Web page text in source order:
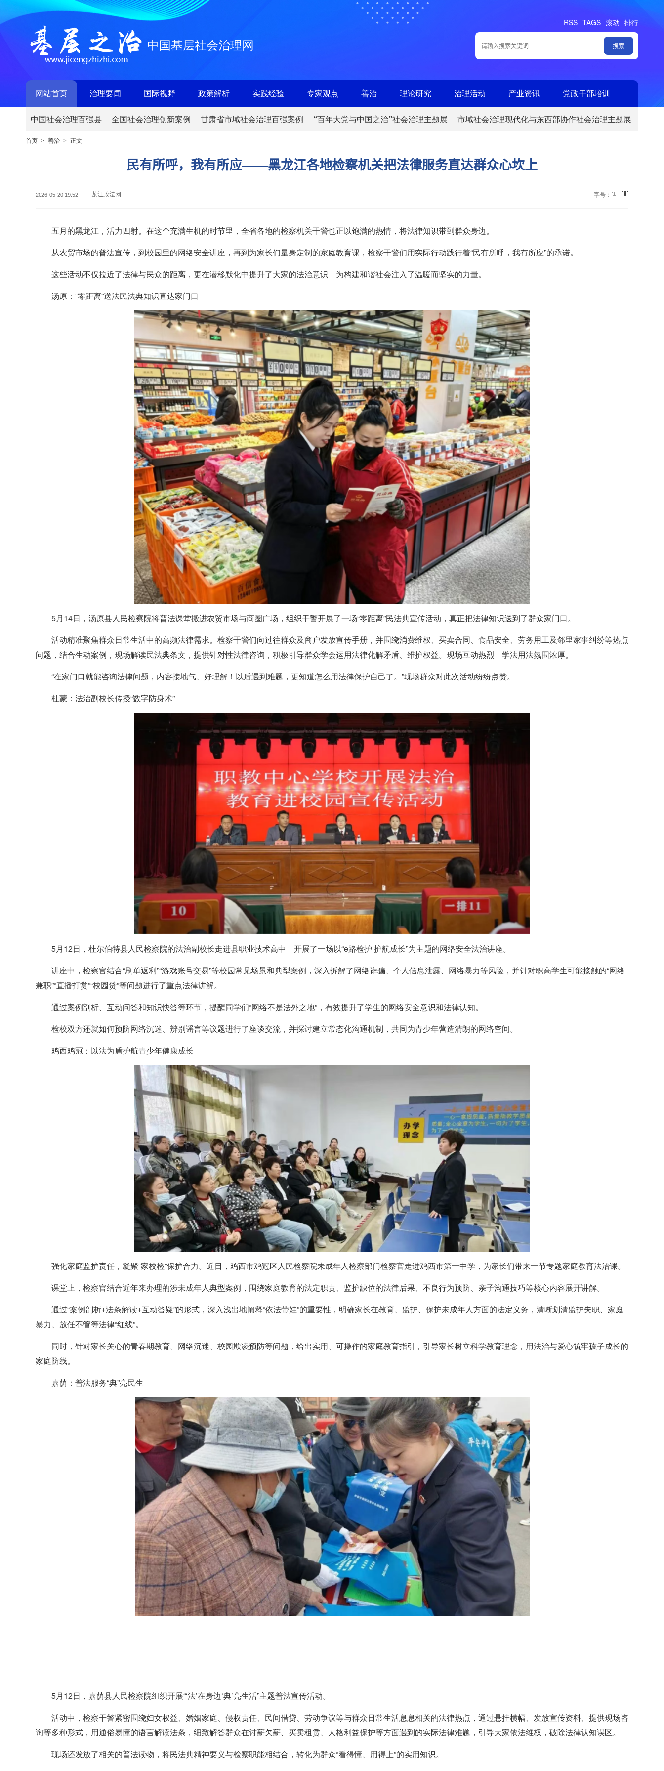
RSS TAGS 滚动 排行
中国基层社会治理网
网站首页 治理要闻 国际视野 政策解析 实践经验 专家观点 善治 理论研究 治理活动 产业资讯 党政干部培训
中国社会治理百强县 全国社会治理创新案例 甘肃省市域社会治理百强案例 “百年大党与中国之治”社会治理主题展 市域社会治理现代化与东西部协作社会治理主题展
首页 > 善治 > 正文
民有所呼，我有所应——黑龙江各地检察机关把法律服务直达群众心坎上
2026-05-20 19:52 龙江政法网 字号：
五月的黑龙江，活力四射。在这个充满生机的时节里，全省各地的检察机关干警也正以饱满的热情，将法律知识带到群众身边。
从农贸市场的普法宣传，到校园里的网络安全讲座，再到为家长们量身定制的家庭教育课，检察干警们用实际行动践行着“民有所呼，我有所应”的承诺。
这些活动不仅拉近了法律与民众的距离，更在潜移默化中提升了大家的法治意识，为构建和谐社会注入了温暖而坚实的力量。
汤原：“零距离”送法民法典知识直达家门口
5月14日，汤原县人民检察院将普法课堂搬进农贸市场与商圈广场，组织干警开展了一场“零距离”民法典宣传活动，真正把法律知识送到了群众家门口。
活动精准聚焦群众日常生活中的高频法律需求。检察干警们向过往群众及商户发放宣传手册，并围绕消费维权、买卖合同、食品安全、劳务用工及邻里家事纠纷等热点
问题，结合生动案例，现场解读民法典条文，提供针对性法律咨询，积极引导群众学会运用法律化解矛盾、维护权益。现场互动热烈，学法用法氛围浓厚。
“在家门口就能咨询法律问题，内容接地气、好理解！以后遇到难题，更知道怎么用法律保护自己了。”现场群众对此次活动纷纷点赞。
杜蒙：法治副校长传授“数字防身术”
5月12日，杜尔伯特县人民检察院的法治副校长走进县职业技术高中，开展了一场以“e路检护·护航成长”为主题的网络安全法治讲座。
讲座中，检察官结合“刷单返利”“游戏账号交易”等校园常见场景和典型案例，深入拆解了网络诈骗、个人信息泄露、网络暴力等风险，并针对职高学生可能接触的“网络
兼职”“直播打赏”“校园贷”等问题进行了重点法律讲解。
通过案例剖析、互动问答和知识快答等环节，提醒同学们“网络不是法外之地”，有效提升了学生的网络安全意识和法律认知。
检校双方还就如何预防网络沉迷、辨别谣言等议题进行了座谈交流，并探讨建立常态化沟通机制，共同为青少年营造清朗的网络空间。
鸡西鸡冠：以法为盾护航青少年健康成长
强化家庭监护责任，凝聚“家校检”保护合力。近日，鸡西市鸡冠区人民检察院未成年人检察部门检察官走进鸡西市第一中学，为家长们带来一节专题家庭教育法治课。
课堂上，检察官结合近年来办理的涉未成年人典型案例，围绕家庭教育的法定职责、监护缺位的法律后果、不良行为预防、亲子沟通技巧等核心内容展开讲解。
通过“案例剖析+法条解读+互动答疑”的形式，深入浅出地阐释“依法带娃”的重要性，明确家长在教育、监护、保护未成年人方面的法定义务，清晰划清监护失职、家庭
暴力、放任不管等法律“红线”。
同时，针对家长关心的青春期教育、网络沉迷、校园欺凌预防等问题，给出实用、可操作的家庭教育指引，引导家长树立科学教育理念，用法治与爱心筑牢孩子成长的
家庭防线。
嘉荫：普法服务“典”亮民生
5月12日，嘉荫县人民检察院组织开展“‘法’在身边‘典’亮生活”主题普法宣传活动。
活动中，检察干警紧密围绕妇女权益、婚姻家庭、侵权责任、民间借贷、劳动争议等与群众日常生活息息相关的法律热点，通过悬挂横幅、发放宣传资料、提供现场咨
询等多种形式，用通俗易懂的语言解读法条，细致解答群众在讨薪欠薪、买卖租赁、人格利益保护等方面遇到的实际法律难题，引导大家依法维权，破除法律认知误区。
现场还发放了相关的普法读物，将民法典精神要义与检察职能相结合，转化为群众“看得懂、用得上”的实用知识。